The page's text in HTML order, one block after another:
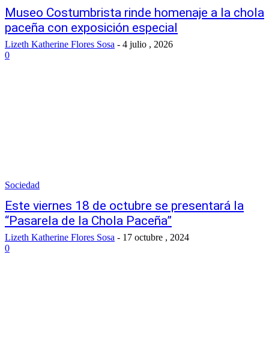
Museo Costumbrista rinde homenaje a la chola
paceña con exposición especial
Lizeth Katherine Flores Sosa - 4 julio , 2026
0
Sociedad
Este viernes 18 de octubre se presentará la
“Pasarela de la Chola Paceña”
Lizeth Katherine Flores Sosa - 17 octubre , 2024
0